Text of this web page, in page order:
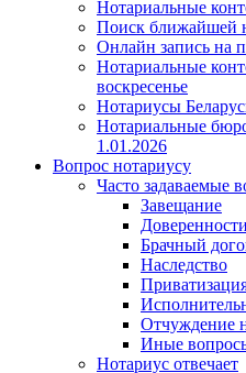
Нотариальные
Поиск ближайшей
Онлайн запись на
Нотариальные
воскресенье
Нотариусы
Нотариальные
1.01.2026
Вопрос нотариусу
Часто задаваемые
Завещание
Доверенности
Брачный
Наследство
Отчуждение
Иные
Нотариус отвечает